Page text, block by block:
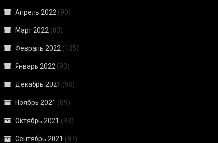
Апрель 2022 (90)
Март 2022 (83)
Февраль 2022 (135)
Январь 2022 (93)
Декабрь 2021 (93)
Ноябрь 2021 (89)
Октябрь 2021 (93)
Сентябрь 2021 (87)